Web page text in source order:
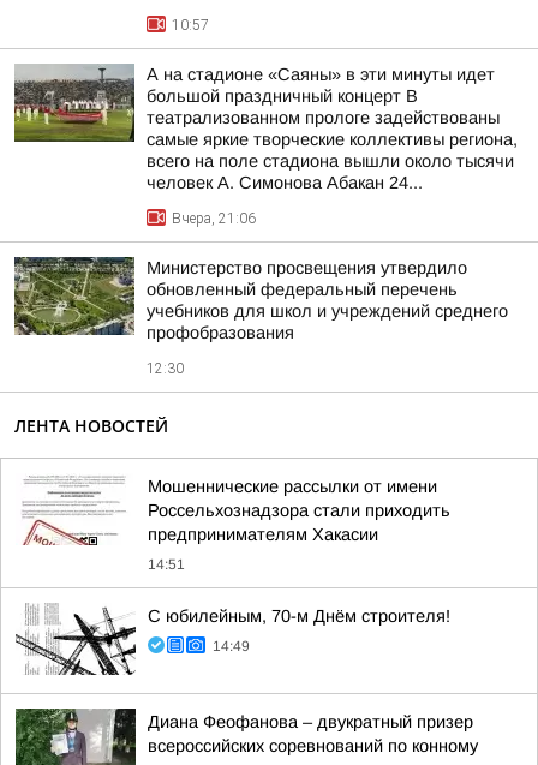
10:57
А на стадионе «Саяны» в эти минуты идет
большой праздничный концерт В
театрализованном прологе задействованы
самые яркие творческие коллективы региона,
всего на поле стадиона вышли около тысячи
человек А. Симонова Абакан 24...
Вчера, 21:06
Министерство просвещения утвердило
обновленный федеральный перечень
учебников для школ и учреждений среднего
профобразования
12:30
ЛЕНТА НОВОСТЕЙ
Мошеннические рассылки от имени
Россельхознадзора стали приходить
предпринимателям Хакасии
14:51
С юбилейным, 70-м Днём строителя!
14:49
Диана Феофанова – двукратный призер
всероссийских соревнований по конному